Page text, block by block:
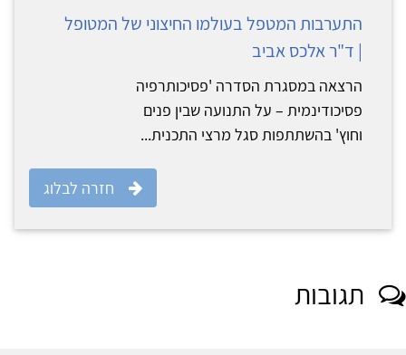
התערבות המטפל בעולמו החיצוני של המטופל
| ד"ר אלכס אביב
הרצאה במסגרת הסדרה 'פסיכותרפיה
פסיכודינמית – על התנועה שבין פנים
וחוץ' בהשתתפות סגל מרצי התכנית...
חזרה לבלוג
תגובות